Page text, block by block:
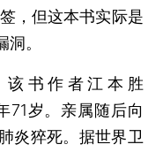
，但这本书实际是
。
书作者江本胜
71岁。亲属随后向
炎猝死。据世界卫